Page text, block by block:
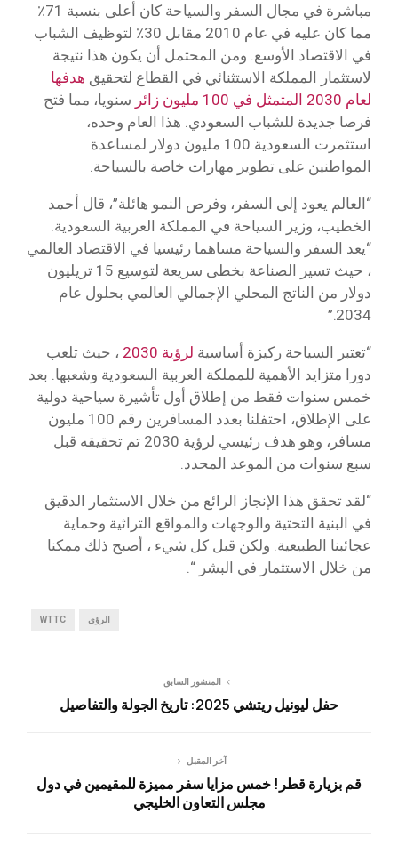
مباشرة في مجال السفر والسياحة كان أعلى بنسبة 71٪
مما كان عليه في عام 2010 مقابل 30٪ لتوظيف الشباب
في الاقتصاد الأوسع. ومن المحتمل أن يكون هذا نتيجة
لاستثمار المملكة الاستثنائي في القطاع لتحقيق هدفها
لعام 2030 المتمثل في 100 مليون زائر
سنويا، مما فتح
فرصا جديدة للشباب السعودي. هذا العام وحده،
استثمرت السعودية 100 مليون دولار لمساعدة
المواطنين على تطوير مهارات خاصة بالسياحة.
“العالم يعود إلى السفر، وفرص النمو هائلة”، قال أحمد
الخطيب، وزير السياحة في المملكة العربية السعودية.
“يعد السفر والسياحة مساهما رئيسيا في الاقتصاد العالمي
، حيث تسير الصناعة بخطى سريعة لتوسيع 15 تريليون
دولار من الناتج المحلي الإجمالي العالمي بحلول عام
2034.”
“تعتبر السياحة ركيزة أساسية لرؤية 2030
، حيث تلعب
دورا متزايد الأهمية للمملكة العربية السعودية وشعبها. بعد
خمس سنوات فقط من إطلاق أول تأشيرة سياحية دولية
على الإطلاق، احتفلنا بعدد المسافرين رقم 100 مليون
مسافر، وهو هدف رئيسي لرؤية 2030 تم تحقيقه قبل
سبع سنوات من الموعد المحدد.
“لقد تحقق هذا الإنجاز الرائع من خلال الاستثمار الدقيق
في البنية التحتية والوجهات والمواقع التراثية وحماية
عجائبنا الطبيعية. ولكن قبل كل شيء ، أصبح ذلك ممكنا
من خلال الاستثمار في البشر “.
WTTC الرؤى
المنشور السابق
حفل ليونيل ريتشي 2025: تاريخ الجولة والتفاصيل
آخر المقبل
قم بزيارة قطر! خمس مزايا سفر مميزة للمقيمين في دول
مجلس التعاون الخليجي